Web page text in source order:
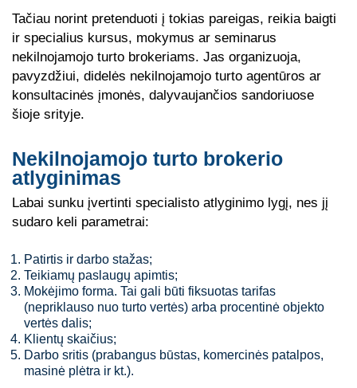
Tačiau norint pretenduoti į tokias pareigas, reikia baigti
ir specialius kursus, mokymus ar seminarus
nekilnojamojo turto brokeriams. Jas organizuoja,
pavyzdžiui, didelės nekilnojamojo turto agentūros ar
konsultacinės įmonės, dalyvaujančios sandoriuose
šioje srityje.
Nekilnojamojo turto brokerio
atlyginimas
Labai sunku įvertinti specialisto atlyginimo lygį, nes jį
sudaro keli parametrai:
Patirtis ir darbo stažas;
Teikiamų paslaugų apimtis;
Mokėjimo forma. Tai gali būti fiksuotas tarifas
(nepriklauso nuo turto vertės) arba procentinė objekto
vertės dalis;
Klientų skaičius;
Darbo sritis (prabangus būstas, komercinės patalpos,
masinė plėtra ir kt.).